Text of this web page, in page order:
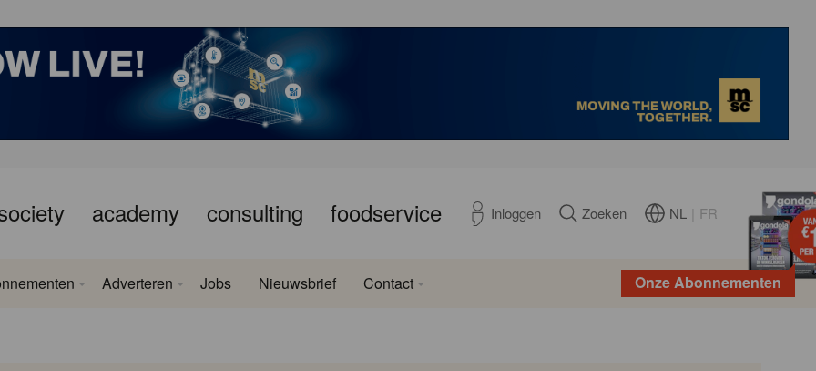
academy consulting foodservice Inloggen Zoeken NL FR
Onze Abonnementen
Adverteren Jobs Nieuwsbrief Contact